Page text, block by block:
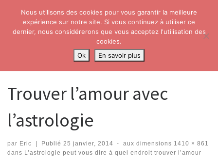
Skip to content
Search
L’astrologie peut vous dire à quel endroit trouver l’amour
Trouver l’amour avec l’astrologie
Trouver l’amour avec
l’astrologie
par Eric | Publié 25 janvier, 2014 - aux dimensions 1410 × 861
dans L’astrologie peut vous dire à quel endroit trouver l’amour
Nous utilisons des cookies pour vous garantir la meilleure
expérience sur notre site. Si vous continuez à utiliser ce
dernier, nous considérerons que vous acceptez l'utilisation des
cookies.
Ok
En savoir plus